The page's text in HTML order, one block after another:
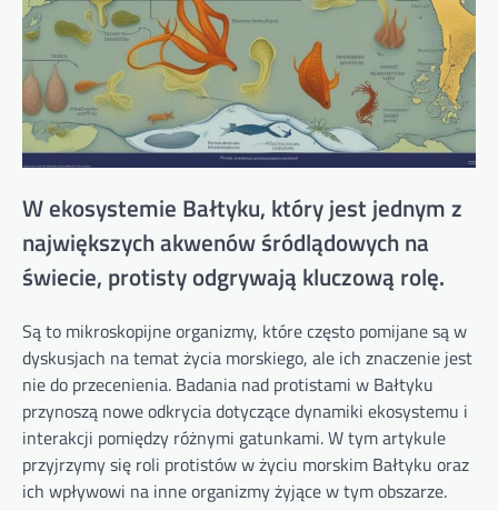
W ekosystemie Bałtyku, który jest jednym z
największych akwenów śródlądowych na
świecie, protisty odgrywają kluczową rolę.
Są to mikroskopijne organizmy, które często pomijane są w
dyskusjach na temat życia morskiego, ale ich znaczenie jest
nie do przecenienia. Badania nad protistami w Bałtyku
przynoszą nowe odkrycia dotyczące dynamiki ekosystemu i
interakcji pomiędzy różnymi gatunkami. W tym artykule
przyjrzymy się roli protistów w życiu morskim Bałtyku oraz
ich wpływowi na inne organizmy żyjące w tym obszarze.